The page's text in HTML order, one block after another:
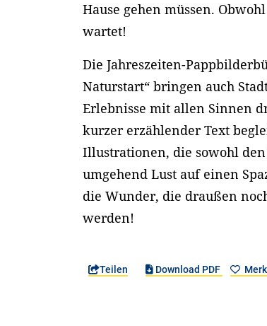
Hause gehen müssen.
wartet!
Die Jahreszeiten-
Naturstart“ bringen auch
Erlebnisse mit allen Sinnen
kurzer erzählender Text
Illustrationen, die sowohl
umgehend Lust auf einen
die Wunder, die draußen
werden!
Teilen Download PDF